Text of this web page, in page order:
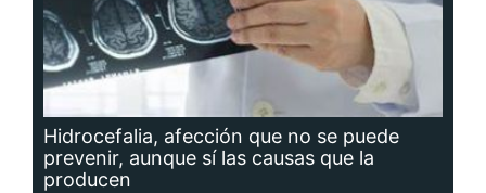
Hidrocefalia, afección que no se puede
prevenir, aunque sí las causas que la
producen